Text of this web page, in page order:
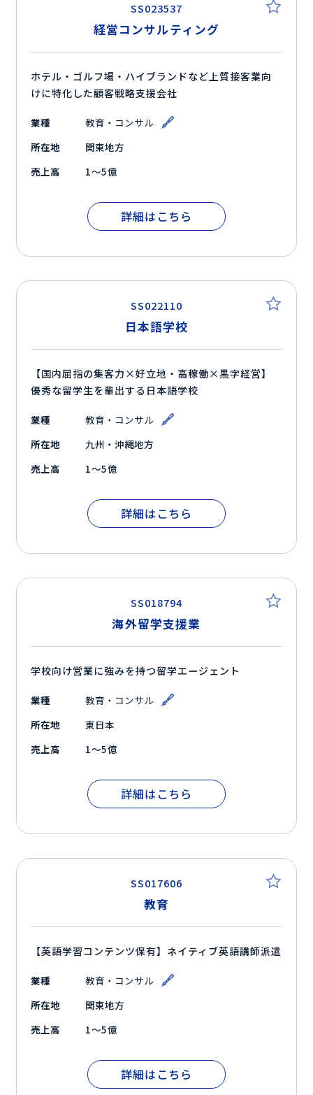
SS023537
経営コンサルティング
ホテル・ゴルフ場・ハイブランドなど上質接客業向
けに特化した顧客戦略支援会社
業種
教育・コンサル
所在地
関東地方
売上高
1～5億
詳細はこちら
SS022110
日本語学校
【国内屈指の集客力×好立地・高稼働×黒字経営】
優秀な留学生を輩出する日本語学校
業種
教育・コンサル
所在地
九州・沖縄地方
売上高
1～5億
詳細はこちら
SS018794
海外留学支援業
学校向け営業に強みを持つ留学エージェント
業種
教育・コンサル
所在地
東日本
売上高
1～5億
詳細はこちら
SS017606
教育
【英語学習コンテンツ保有】ネイティブ英語講師派遣
業種
教育・コンサル
所在地
関東地方
売上高
1～5億
詳細はこちら